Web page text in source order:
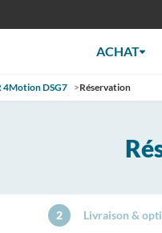
ACHAT
4Motion DSG7 >Réservation
2 Livraison &